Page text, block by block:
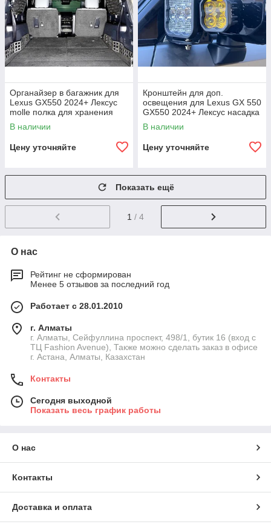
Органайзер в багажник для
Lexus GX550 2024+ Лексус
molle полка для хранения
аксессуары
В наличии
Цену уточняйте
Кронштейн для доп.
освещения для Lexus GX 550
GX550 2024+ Лексус насадка
крпление под свет
В наличии
Цену уточняйте
Показать ещё
1 / 4
О нас
Рейтинг не сформирован
Менее 5 отзывов за последний год
Работает с 28.01.2010
г. Алматы
г. Алматы, Сейфуллина проспект, 498/1, бутик 16 (вход с
ТЦ Fashion Avenue), Также можно сделать заказ в офисе
г. Астана, Алматы, Казахстан
Контакты
Сегодня выходной
Показать весь график работы
О нас
Контакты
Доставка и оплата